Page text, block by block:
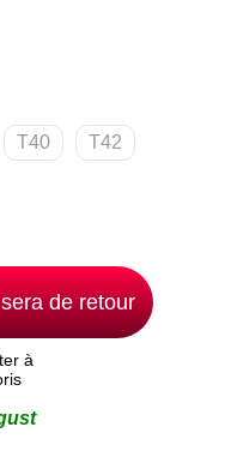
T40 T42
de retour
à